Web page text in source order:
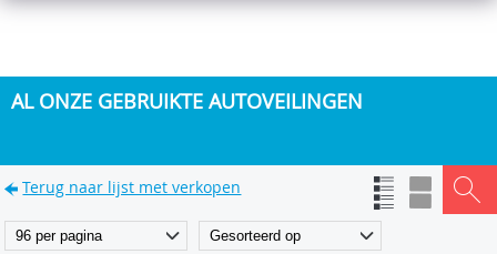
AL ONZE GEBRUIKTE AUTOVEILINGEN
Terug naar lijst met verkopen